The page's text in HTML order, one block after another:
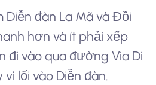
Diễn đàn La Mã và Đồi
hơn và ít phải xếp
đi vào qua đường Via Di
lối vào Diễn đàn.